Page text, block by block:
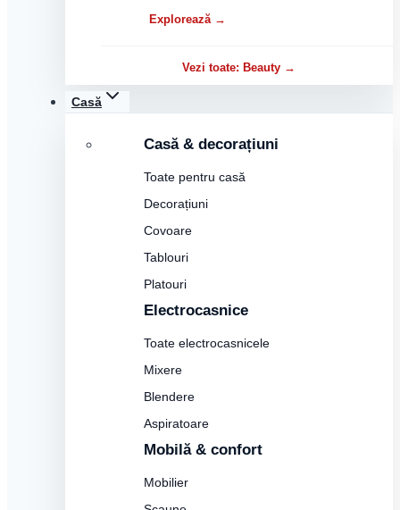
Explorează →
Vezi toate: Beauty →
Casă
Casă & decorațiuni
Toate pentru casă
Decorațiuni
Covoare
Tablouri
Platouri
Electrocasnice
Toate electrocasnicele
Mixere
Blendere
Aspiratoare
Mobilă & confort
Mobilier